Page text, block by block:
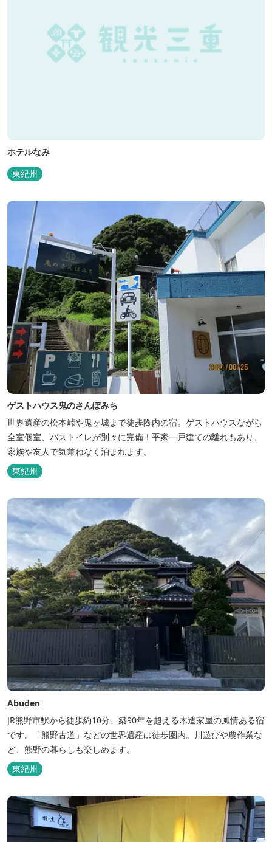
ホテルなみ
東紀州
ゲストハウス鬼のさんぽみち
世界遺産の松本峠や鬼ヶ城まで徒歩圏内の宿。ゲストハウスながら
全室個室、バストイレが別々に完備！平家一戸建ての離れもあり、
家族や友人で気兼ねなく泊まれます。
東紀州
Abuden
JR熊野市駅から徒歩約10分、築90年を超える木造家屋の風情ある宿
です。「熊野古道」などの世界遺産は徒歩圏内。川遊びや農作業な
ど、熊野の暮らしも楽しめます。
東紀州